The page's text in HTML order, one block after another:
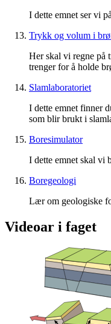
I dette emnet ser vi
Trykk og volum i
Her skal vi regne på
trenger for å holde
Slamlaboratoriet
I dette emnet finner
som blir brukt i
Boresimulator
I dette emnet skal vi
Boregeologi
Lær om geologiske
Videoar i faget